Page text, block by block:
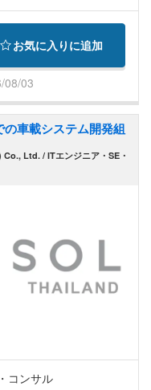
ティ、パフォーマン
リティを確保 • システ
ース設計、モジュール
略、トレーサビリティ
験を含むシステム検証
定・実施 • チームおよ
業を通じて、技術的リ
リングを実施 • Automo
お気に入りに追加
08/03
の車載システム開発組
Ltd. / ITエンジニア・SE・
コンサル